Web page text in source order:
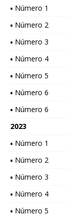
▪ Número 1
▪ Número 2
▪ Número 3
▪ Número 4
▪ Número 5
▪ Número 6
▪ Número 6
2023
▪ Número 1
▪ Número 2
▪ Número 3
▪ Número 4
▪ Número 5